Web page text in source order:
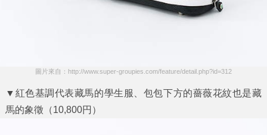
圖片來自：http://www.super-groupies.com/feature/detail.php?id=312
▼紅色基調代表藏馬的學生服、包包下方的薔薇花紋也是藏
馬的象徵（10,800円）